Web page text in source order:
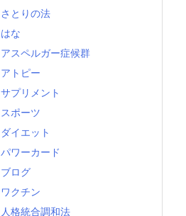
さとりの法
はな
アスペルガー症候群
アトピー
サプリメント
スポーツ
ダイエット
パワーカード
ブログ
ワクチン
人格統合調和法